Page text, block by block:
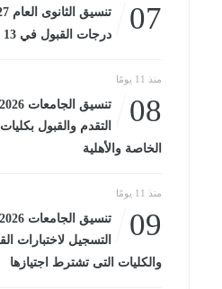
07
درجات القبول في 13 محافظة
منذ 11 يومًا
08
التقدم والقبول
الخاصة والأهلية
منذ 11 يومًا
09
التسجيل لاختبارات
والكليات التى تشترط اجتيازها